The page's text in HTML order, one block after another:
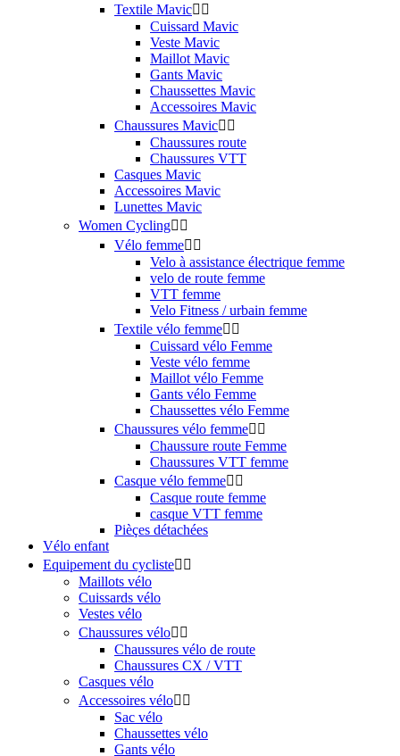
Textile Mavic 
Cuissard Mavic
Veste Mavic
Maillot Mavic
Gants Mavic
Chaussettes Mavic
Accessoires Mavic
Chaussures Mavic 
Chaussures route
Chaussures VTT
Casques Mavic
Accessoires Mavic
Lunettes Mavic
Women Cycling 
Vélo femme 
Velo à assistance électrique femme
velo de route femme
VTT femme
Velo Fitness / urbain femme
Textile vélo femme 
Cuissard vélo Femme
Veste vélo femme
Maillot vélo Femme
Gants vélo Femme
Chaussettes vélo Femme
Chaussures vélo femme 
Chaussure route Femme
Chaussures VTT femme
Casque vélo femme 
Casque route femme
casque VTT femme
Pièçes détachées
Vélo enfant
Equipement du cycliste 
Maillots vélo
Cuissards vélo
Vestes vélo
Chaussures vélo 
Chaussures vélo de route
Chaussures CX / VTT
Casques vélo
Accessoires vélo 
Sac vélo
Chaussettes vélo
Gants vélo